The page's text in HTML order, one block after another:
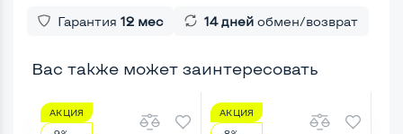
Гарантия 12 мес 14 дней обмен/возврат
Вас также может заинтересовать
АКЦИЯ
АКЦИЯ